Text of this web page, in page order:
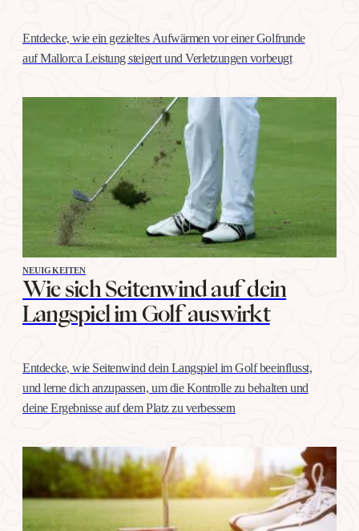
Entdecke, wie ein gezieltes Aufwärmen vor einer Golfrunde
auf Mallorca Leistung steigert und Verletzungen vorbeugt
NEUIGKEITEN
Wie sich Seitenwind auf dein
Langspiel im Golf auswirkt
Entdecke, wie Seitenwind dein Langspiel im Golf beeinflusst,
und lerne dich anzupassen, um die Kontrolle zu behalten und
deine Ergebnisse auf dem Platz zu verbessern